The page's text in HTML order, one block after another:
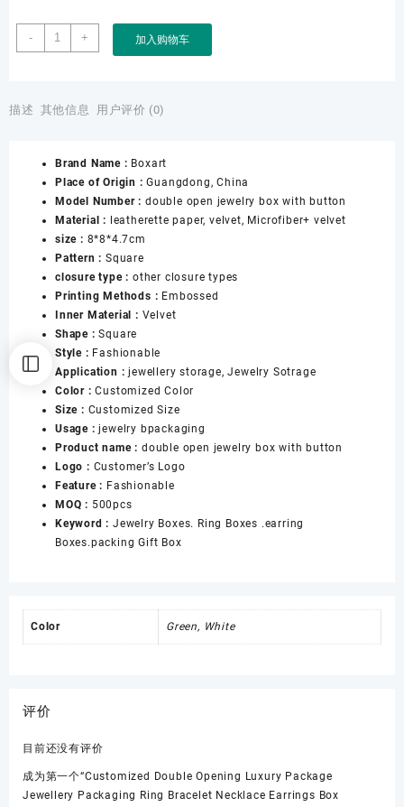
-
Customized
Double
Package
Ring
Bracelet
Necklace
Earrings
Box
Custom
Jewelry
Packaging
数
量
+ 加入购物车
描述 其他信息 用户评价 (0)
Brand Name : Boxart
Place of Origin :Guangdong, China
Model Number : double open jewelry box with button
Material : leatherette paper, velvet, Microfiber+ velvet
size : 8*8*4.7cm
Pattern : Square
closure type : other closure types
Printing Methods : Embossed
Inner Material : Velvet
Shape :Square
Style : Fashionable
Application :jewellery storage, Jewelry Sotrage
Color :Customized Color
Size : Customized Size
Usage :jewelry bpackaging
Product name : double open jewelry box with button
Logo : Customer’s Logo
Feature : Fashionable
MOQ : 500pcs
Keyword : Jewelry Boxes. Ring Boxes .earring
Boxes.packing Gift Box
Color Green, White
评价
目前还没有评价
成为第一个“Customized Double Opening Luxury Package
Jewellery Packaging Ring Bracelet Necklace Earrings Box